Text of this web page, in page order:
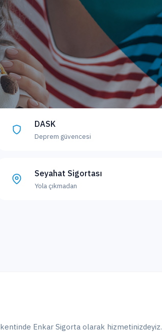
DASK
Deprem güvencesi
Seyahat Sigortası
Yola çıkmadan
kentinde Enkar Sigorta olarak hizmetinizdeyiz.